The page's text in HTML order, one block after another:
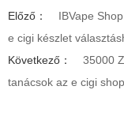
Előző：
IBVape
e cigi készlet
Következő：
35000
tanácsok az e cigi